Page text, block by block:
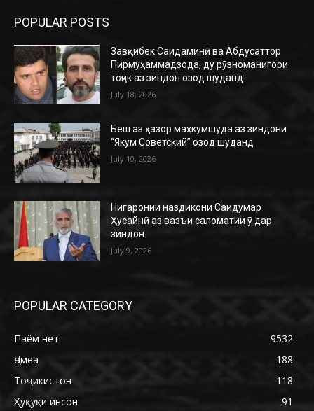
POPULAR POSTS
Завқибек Саидаминӣ ва Абдусаттор
Пирмуҳаммадзода, ду рӯзноманигори
тоҷик аз зиндон озод шуданд
July 18, 2026
Беш аз ҳазор маҳкумшуда аз зиндони
“Якум Советский” озод шуданд
July 10, 2026
Нигаронии наздикони Саидумар
Ҳусайнӣ аз вазъи саломатии ӯ дар
зиндон
July 9, 2026
POPULAR CATEGORY
Паём нет
9532
Ҷомеа
188
Тоҷикистон
118
Ҳуқуқи инсон
91